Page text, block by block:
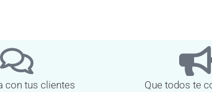
con tus clientes
Que todos te